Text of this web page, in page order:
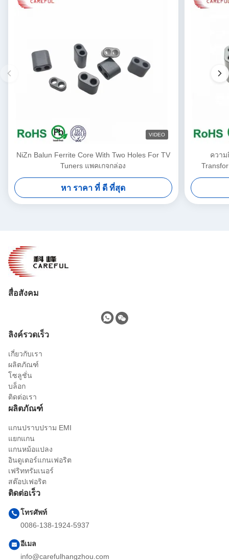
VIDEO
NiZn Balun Ferrite Core With Two Holes For TV
Tuners แพคเกจกล่อง
หา ราคา ที่ ดี ที่สุด
ความ
สื่อสังคม
ลิงค์รวดเร็ว
เกี่ยวกับเรา
ผลิตภัณฑ์
โซลูชั่น
บล็อก
ติดต่อเรา
ผลิตภัณฑ์
แกนปราบปราม EMI
แยกแกน
แกนหม้อแปลง
อินดูเตอร์แกนเฟอริต
เฟริททรัมเนอร์
สต๊อปเฟอริต
ติดต่อเร็ว
โทรศัพท์
0086-138-1924-5937
อีเมล
info@carefulhangzhou.com